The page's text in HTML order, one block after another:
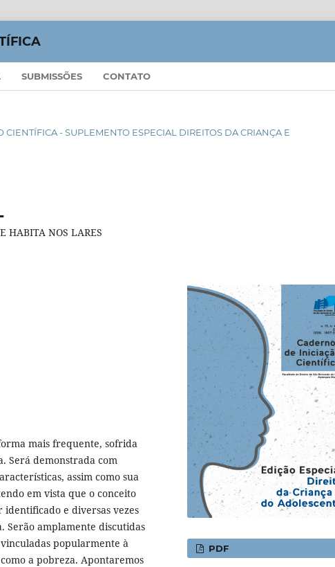
SUBMISSÕES CONTATO
CIENTÍFICA - SUPLEMENTO ESPECIAL DIREITOS DA CRIANÇA E
HABITA NOS LARES
mais frequente, sofrida
Será demonstrada com
assim como sua
em vista que o conceito
e diversas vezes
Serão amplamente discutidas
popularmente à
a pobreza. Apontaremos
PDF